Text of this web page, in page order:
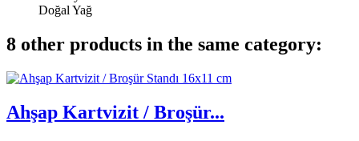
Doğal Yağ
8 other products in the same category:
Ahşap Kartvizit / Broşür...